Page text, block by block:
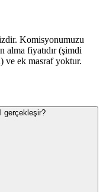
Komisyonumuzu
alma fiyatıdır (şimdi
ve ek masraf yoktur.
gerçekleşir?